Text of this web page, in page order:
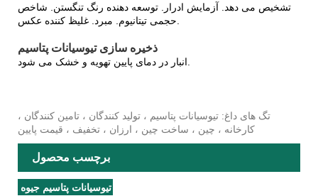
تشخیص می دهد. آزمایش ادرار. توسعه دهنده رنگ تنگستن. شاخص
ذخیره سازی تیوسیانات پتاسیم
تگ های داغ: تیوسیانات پتاسیم ، تولید کنندگان ، تامین کنندگان ،
کارخانه ، چین ، ساخت چین ، ارزان ، تخفیف ، قیمت پایین
برچسب محصول
تیوسیانات پتاسیم جیوه